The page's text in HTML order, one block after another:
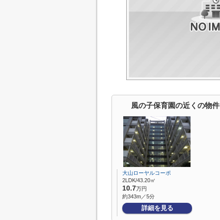
風の子保育園の近くの物件
大山ローヤルコーポ
2LDK/43.20㎡
10.7万円
約343m／5分
詳細を見る